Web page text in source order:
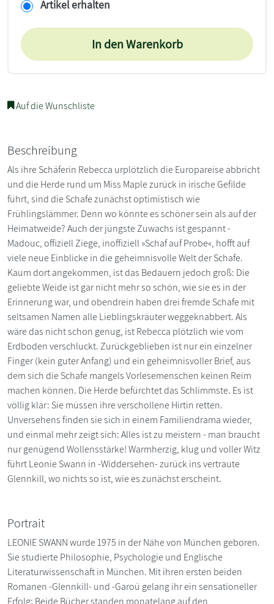
Artikel erhalten
In den Warenkorb
Auf die Wunschliste
Beschreibung
Als ihre Schäferin Rebecca urplötzlich die Europareise abbricht
und die Herde rund um Miss Maple zurück in irische Gefilde
führt, sind die Schafe zunächst optimistisch wie
Frühlingslämmer. Denn wo könnte es schöner sein als auf der
Heimatweide? Auch der jüngste Zuwachs ist gespannt -
Madouc, offiziell Ziege, inoffiziell »Schaf auf Probe«, hofft auf
viele neue Einblicke in die geheimnisvolle Welt der Schafe.
Kaum dort angekommen, ist das Bedauern jedoch groß: Die
geliebte Weide ist gar nicht mehr so schön, wie sie es in der
Erinnerung war, und obendrein haben drei fremde Schafe mit
seltsamen Namen alle Lieblingskräuter weggeknabbert. Als
wäre das nicht schon genug, ist Rebecca plötzlich wie vom
Erdboden verschluckt. Zurückgeblieben ist nur ein einzelner
Finger (kein guter Anfang) und ein geheimnisvoller Brief, aus
dem sich die Schafe mangels Vorlesemenschen keinen Reim
machen können. Die Herde befürchtet das Schlimmste. Es ist
völlig klar: Sie müssen ihre verschollene Hirtin retten.
Unversehens finden sie sich in einem Familiendrama wieder,
und einmal mehr zeigt sich: Alles ist zu meistern - man braucht
nur genügend Wollensstärke! Warmherzig, klug und voller Witz
führt Leonie Swann in -Widdersehen- zurück ins vertraute
Glennkill, wo nichts so ist, wie es zunächst erscheint.
Portrait
LEONIE SWANN wurde 1975 in der Nähe von München geboren.
Sie studierte Philosophie, Psychologie und Englische
Literaturwissenschaft in München. Mit ihren ersten beiden
Romanen -Glennkill- und -Garoü gelang ihr ein sensationeller
Erfolg: Beide Bücher standen monatelang auf den